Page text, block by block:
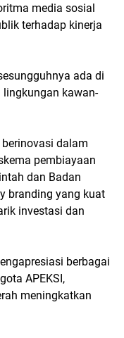
media sosial
terhadap kinerja
ada di
lingkungan kawan-
dalam
pembiayaan
dan Badan
branding yang kuat
investasi dan
berbagai
APEKSI,
meningkatkan